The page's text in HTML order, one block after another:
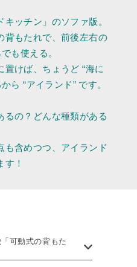
ッチン」のソファ版。
背もたれで、前後左右の
も使える。
置けば、ちょうど “海に
ら “アイランド” です。
るの？どんな種類がある
も含めつつ、アイランド
す！
可動式の背もた